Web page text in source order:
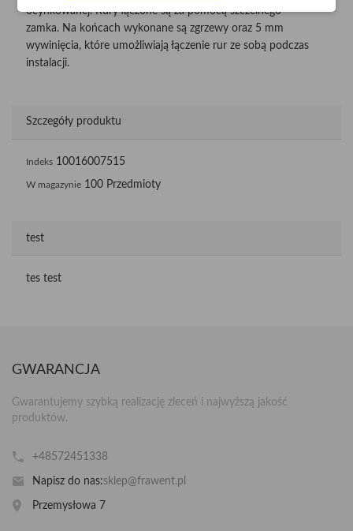
ocynkowanej. Rury łączone są za pomocą szczelnego
zamka. Na końcach wykonane są zgrzewy oraz 5 mm
wywinięcia, które umożliwiają łączenie rur ze sobą podczas
instalacji.
Szczegóły produktu
Indeks 10016007515
W magazynie 100 Przedmioty
test
tes test
GWARANCJA
Gwarantujemy szybką realizację zleceń i najwyższą jakość
produktów.
+48572451338
Napisz do nas:sklep@frawent.pl
Przemysłowa 7